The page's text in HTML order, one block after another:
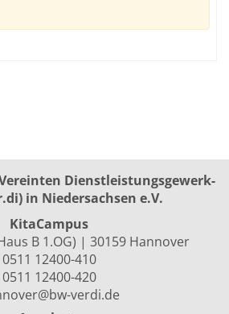
Dienst­leis­tungs­ge­werk­
in Niedersachsen e.V.
KitaCampus
B 1.OG) | 30159 Hannover
0511 12400-410
0511 12400-420
verdi.de